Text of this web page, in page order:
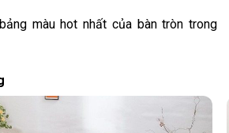
màu hot nhất của bàn tròn trong